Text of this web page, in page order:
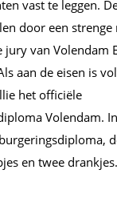
vast te leggen.
door een strenge
jury van Volendam
aan de eisen is
het officiële
Volendam.
en twee drankjes.